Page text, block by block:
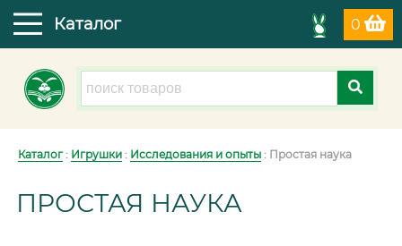
0
Каталог
Каталог: Игрушки : Исследования и опыты : Простая наука
ПРОСТАЯ НАУКА